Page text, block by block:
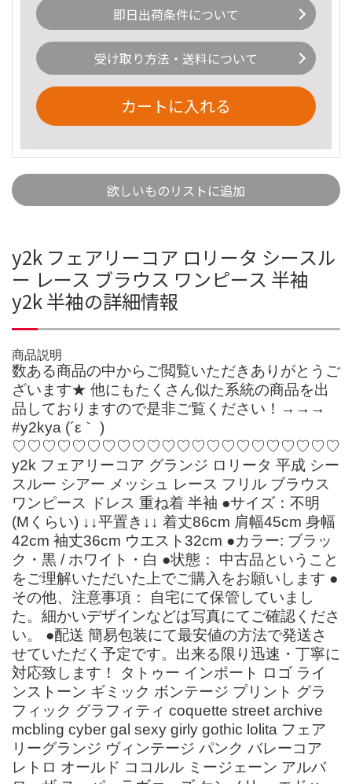
即日出荷条件について
受け取り方法・送料について
カートに入れる
欲しいものリストに追加
y2k フェアリーコア ロリータ シースル
ー レース ブラウス ワンピース 半袖
y2k 半袖の詳細情報
商品説明
数ある商品の中からご閲覧いただきありがとうご
ざいます★ 他にもたくさん似た系統の商品を出
品しておりますので是非ご覧ください！→→→
#y2kya (´ε｀ )
♡♡♡♡♡♡♡♡♡♡♡♡♡♡♡♡♡♡♡♡♡♡
y2k フェアリーコア グランジ ロリータ 平成 シー
スルー シアー メッシュ レース フリル ブラウス
ワンピース ドレス 重ね着 半袖 ●サイズ：不明
(Mくらい) ↓↓平置き↓↓ 着丈86cm 肩幅45cm 身幅
42cm 袖丈36cm ウエスト32cm ●カラー: ブラッ
ク・黒 / ホワイト・白 ●状態： 中古品ということ
をご理解いただいた上でご購入をお願いします ●
その他、注意事項： 自宅にて保管していまし
た。細かいデザインなどは写真にてご確認くださ
い。 ●配送 簡易包装にて最安値の方法で発送さ
せていただく予定です。出来る限り迅速・丁寧に
対応致します！ タトゥー インポート ロゴ ライ
ンストーン ギミック ボンテージ プリント グラ
フィック グラフィティ coquette street archive
mcbling cyber gal sexy girly gothic lolita フェア
リーグランジ ヴィンテージ パンク バレーコア
レトロ オールド ココルル ミージェーン アルバ